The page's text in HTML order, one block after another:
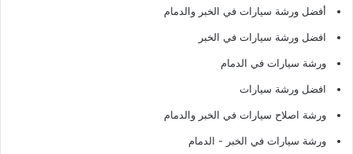
أفضل ورشة سيارات في الخبر والدمام
افضل ورشة سيارات في الخبر
ورشة سيارات في الدمام
افضل ورشة سيارات
ورشة اصلاح سيارات في الخبر والدمام
ورشة سيارات في الخبر - الدمام